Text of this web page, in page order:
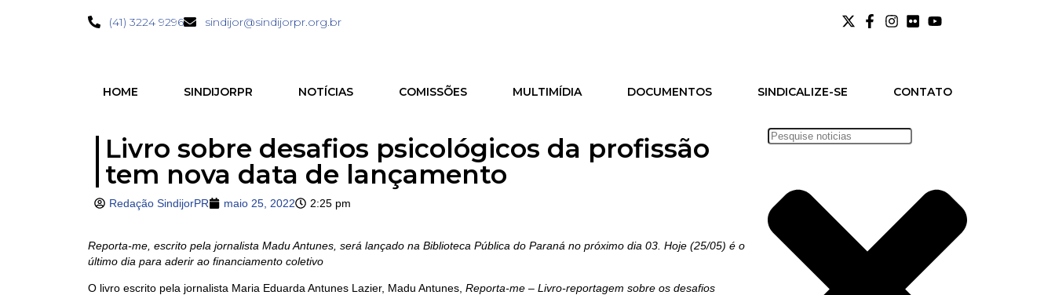
(41) 3224 9296 sindijor@sindijorpr.org.br
HOME SINDIJORPR NOTÍCIAS COMISSÕES MULTIMÍDIA DOCUMENTOS SINDICALIZE-SE CONTATO
Livro sobre desafios psicológicos da profissão
tem nova data de lançamento
Redação SindijorPR maio 25, 2022 2:25 pm
Reporta-me, escrito pela jornalista Madu Antunes, será lançado na Biblioteca Pública do Paraná no próximo dia 03. Hoje (25/05) é o
último dia para aderir ao financiamento coletivo
O livro escrito pela jornalista Maria Eduarda Antunes Lazier, Madu Antunes, Reporta-me – Livro-reportagem sobre os desafios